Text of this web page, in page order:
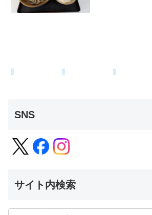
SNS
サイト内検索